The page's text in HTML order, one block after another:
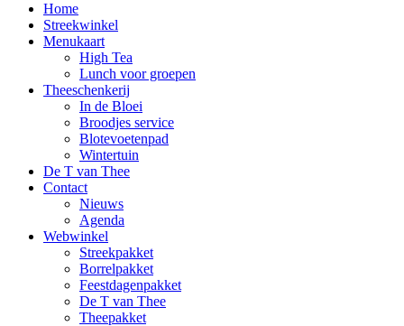
Home
Streekwinkel
Menukaart
High Tea
Lunch voor groepen
Theeschenkerij
In de Bloei
Broodjes service
Blotevoetenpad
Wintertuin
De T van Thee
Contact
Nieuws
Agenda
Webwinkel
Streekpakket
Borrelpakket
Feestdagenpakket
De T van Thee
Theepakket